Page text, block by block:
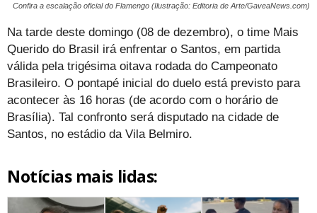
Confira a escalação oficial do Flamengo (Ilustração: Editoria de Arte/GaveaNews.com)
Na tarde deste domingo (08 de dezembro), o time Mais
Querido do Brasil irá enfrentar o Santos, em partida
válida pela trigésima oitava rodada do Campeonato
Brasileiro. O pontapé inicial do duelo está previsto para
acontecer às 16 horas (de acordo com o horário de
Brasília). Tal confronto será disputado na cidade de
Santos, no estádio da Vila Belmiro.
Notícias mais lidas: